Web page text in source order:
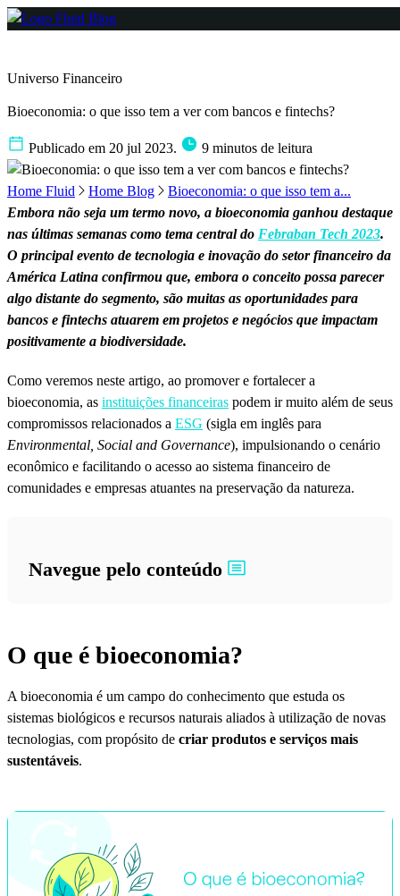
Universo Financeiro
Bioeconomia: o que isso tem a ver com bancos e fintechs?
Publicado em 20 jul 2023. 9 minutos de leitura
Home Fluid Home Blog
Bioeconomia: o que isso tem a...
Embora não seja um termo novo, a bioeconomia ganhou destaque
nas últimas semanas como tema central do Febraban Tech 2023.
O principal evento de tecnologia e inovação do setor financeiro da
América Latina confirmou que, embora o conceito possa parecer
algo distante do segmento, são muitas as oportunidades para
bancos e fintechs atuarem em projetos e negócios que impactam
positivamente a biodiversidade.
Como veremos neste artigo, ao promover e fortalecer a
bioeconomia, as instituições financeiras podem ir muito além de seus
compromissos relacionados a ESG (sigla em inglês para
Environmental, Social and Governance), impulsionando o cenário
econômico e facilitando o acesso ao sistema financeiro de
comunidades e empresas atuantes na preservação da natureza.
Navegue pelo conteúdo
O que é bioeconomia?
A bioeconomia é um campo do conhecimento que estuda os
sistemas biológicos e recursos naturais aliados à utilização de novas
tecnologias, com propósito de criar produtos e serviços mais
sustentáveis.